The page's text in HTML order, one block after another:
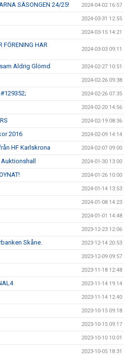
SÄSONGEN 24/25! 2024-04-02 16:57
2024-03-31 12:55
2024-03-15 14:21
HAR
2024-03-03 09:11
Aldrig Glömd 2024-02-27 10:51
2024-02-26 09:38
2024-02-26 07:35
2024-02-20 14:56
2024-02-19 08:36
2016 2024-02-09 14:14
HF Karlskrona 2024-02-07 09:00
2024-01-30 13:00
2024-01-26 10:00
2024-01-14 13:53
2024-01-08 14:23
2024-01-01 14:48
2023-12-23 12:06
Skåne. 2023-12-14 20:53
2023-12-09 09:57
2023-11-18 12:48
2023-11-14 19:14
2023-11-14 12:40
2023-10-15 09:18
2023-10-15 09:17
2023-10-10 10:01
2023-10-05 18:31